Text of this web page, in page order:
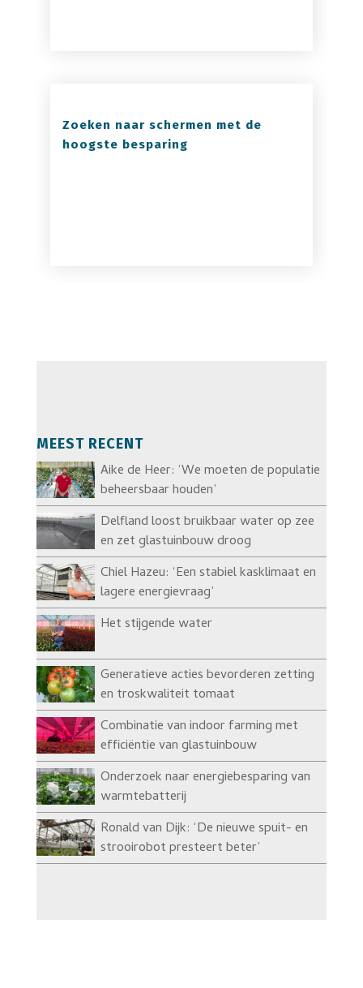
Zoeken naar schermen met de
hoogste besparing
MEEST RECENT
Aike de Heer: ‘We moeten de populatie
beheersbaar houden’
Delfland loost bruikbaar water op zee
en zet glastuinbouw droog
Chiel Hazeu: ‘Een stabiel kasklimaat en
lagere energievraag’
Het stijgende water
Generatieve acties bevorderen zetting
en troskwaliteit tomaat
Combinatie van indoor farming met
efficiëntie van glastuinbouw
Onderzoek naar energiebesparing van
warmtebatterij
Ronald van Dijk: ‘De nieuwe spuit- en
strooirobot presteert beter’